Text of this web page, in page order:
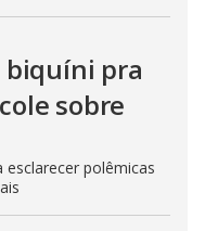
biquíni pra
sobre
polêmicas